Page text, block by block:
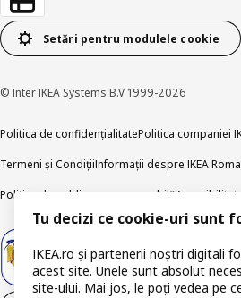
Setări pentru modulele cookie
© Inter IKEA Systems B.V 1999-2026
Politica de confidențialitatePolitica companiei
Termeni și CondițiiInformații despre IKEA
Politica de publicare responsabilă
Tu decizi ce cookie-uri sunt
IKEA.ro și partenerii noștri digitali
acest site. Unele sunt absolut
site-ului. Mai jos, le poți vedea pe